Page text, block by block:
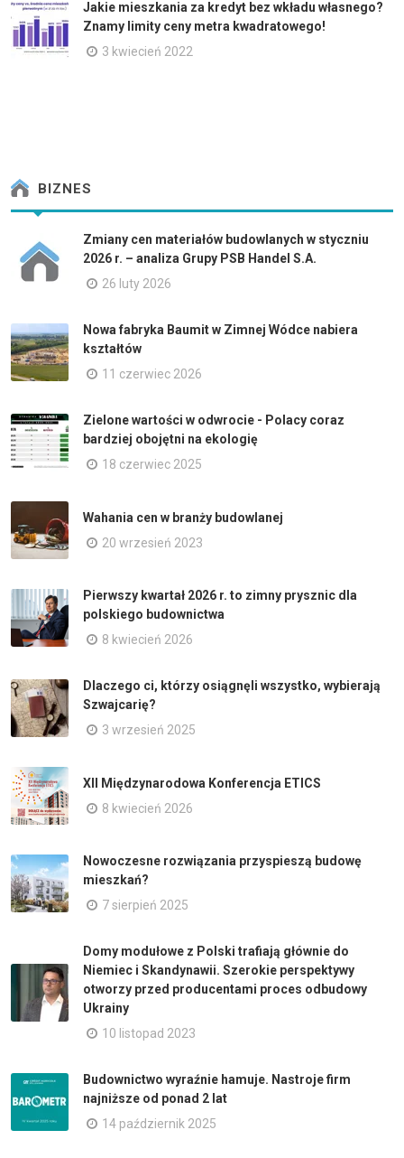
Jakie mieszkania za kredyt bez wkładu własnego?
Znamy limity ceny metra kwadratowego!
3 kwiecień 2022
BIZNES
Zmiany cen materiałów budowlanych w styczniu
2026 r. – analiza Grupy PSB Handel S.A.
26 luty 2026
Nowa fabryka Baumit w Zimnej Wódce nabiera
kształtów
11 czerwiec 2026
Zielone wartości w odwrocie - Polacy coraz
bardziej obojętni na ekologię
18 czerwiec 2025
Wahania cen w branży budowlanej
20 wrzesień 2023
Pierwszy kwartał 2026 r. to zimny prysznic dla
polskiego budownictwa
8 kwiecień 2026
Dlaczego ci, którzy osiągnęli wszystko, wybierają
Szwajcarię?
3 wrzesień 2025
XII Międzynarodowa Konferencja ETICS
8 kwiecień 2026
Nowoczesne rozwiązania przyspieszą budowę
mieszkań?
7 sierpień 2025
Domy modułowe z Polski trafiają głównie do
Niemiec i Skandynawii. Szerokie perspektywy
otworzy przed producentami proces odbudowy
Ukrainy
10 listopad 2023
Budownictwo wyraźnie hamuje. Nastroje firm
najniższe od ponad 2 lat
14 październik 2025